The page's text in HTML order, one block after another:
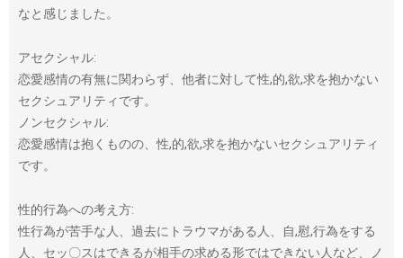
なと感じました。
アセクシャル:
恋愛感情の有無に関わらず、他者に対して性,的,欲,求を抱かない
セクシュアリティです。
ノンセクシャル:
恋愛感情は抱くものの、性,的,欲,求を抱かないセクシュアリティ
です。
性的行為への考え方:
性行為が苦手な人、過去にトラウマがある人、自,慰,行為をする
人、セッ〇スはできるが相手の求める形ではできない人など、ノ